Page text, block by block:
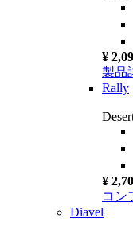
¥
製品
Rally
¥
コン
Diavel